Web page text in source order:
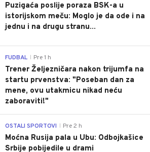
Puzigaća poslije poraza BSK-a u
istorijskom meču: Moglo je da ode i na
jednu i na drugu stranu...
FUDBAL Pre 1 h
Trener Željezničara nakon trijumfa na
startu prvenstva: "Poseban dan za
mene, ovu utakmicu nikad neću
zaboraviti!"
OSTALI SPORTOVI Pre 2 h
Moćna Rusija pala u Ubu: Odbojkašice
Srbije pobijedile u drami